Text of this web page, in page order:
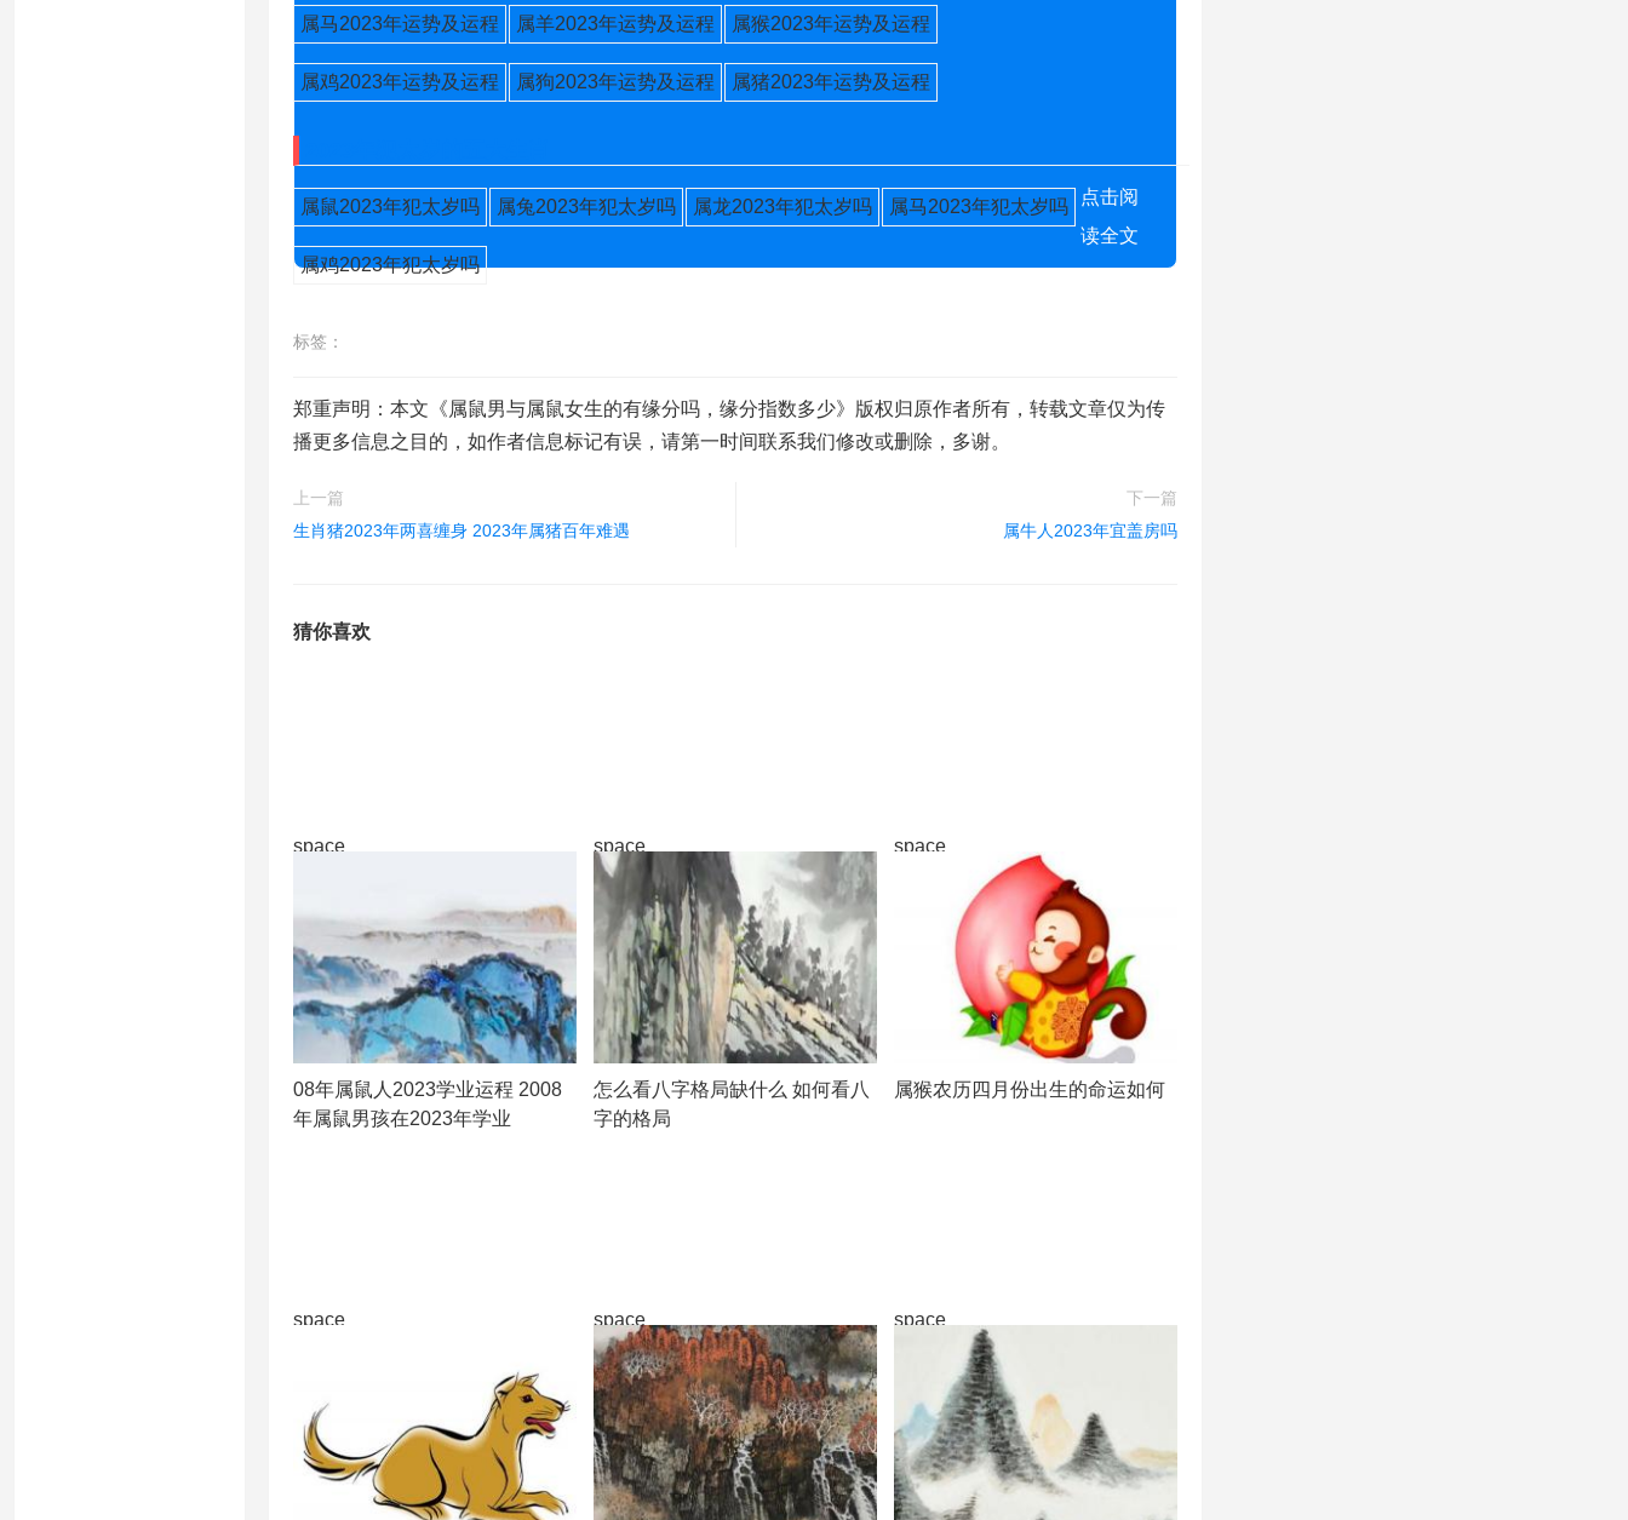
属马2023年运势及运程 属羊2023年运势及运程 属猴2023年运势及运程
属鸡2023年运势及运程 属狗2023年运势及运程 属猪2023年运势及运程
属鼠2023年犯太岁吗 属兔2023年犯太岁吗 属龙2023年犯太岁吗 属马2023年犯太岁吗
属鸡2023年犯太岁吗
点击阅
读全文
标签：
郑重声明：本文《属鼠男与属鼠女生的有缘分吗，缘分指数多少》版权归原作者所有，转载文章仅为传
播更多信息之目的，如作者信息标记有误，请第一时间联系我们修改或删除，多谢。
上一篇
生肖猪2023年两喜缠身 2023年属猪百年难遇
下一篇
属牛人2023年宜盖房吗
猜你喜欢
space
08年属鼠人2023学业运程 2008
年属鼠男孩在2023年学业
space
怎么看八字格局缺什么 如何看八
字的格局
space
属猴农历四月份出生的命运如何
space space space